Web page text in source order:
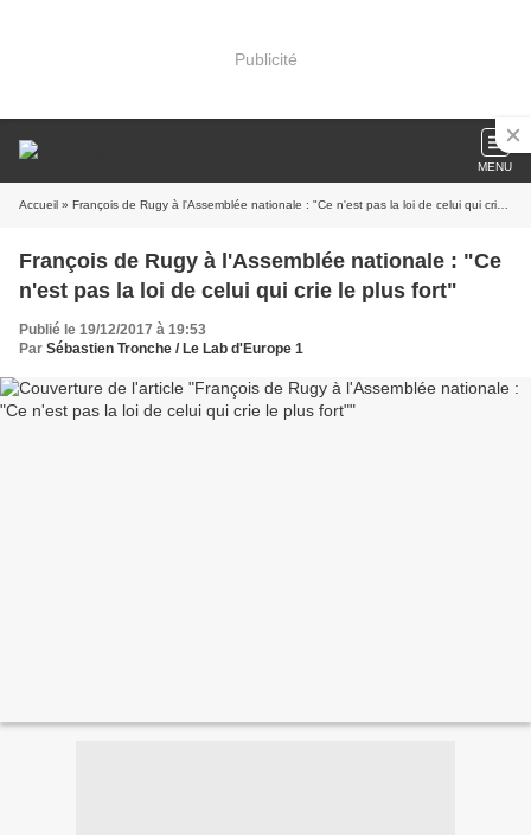
Publicité
MENU
Accueil » François de Rugy à l'Assemblée nationale : "Ce n'est pas la loi de celui qui crie le plus fort"
François de Rugy à l'Assemblée nationale : "Ce
n'est pas la loi de celui qui crie le plus fort"
Publié le 19/12/2017 à 19:53
Par Sébastien Tronche / Le Lab d'Europe 1